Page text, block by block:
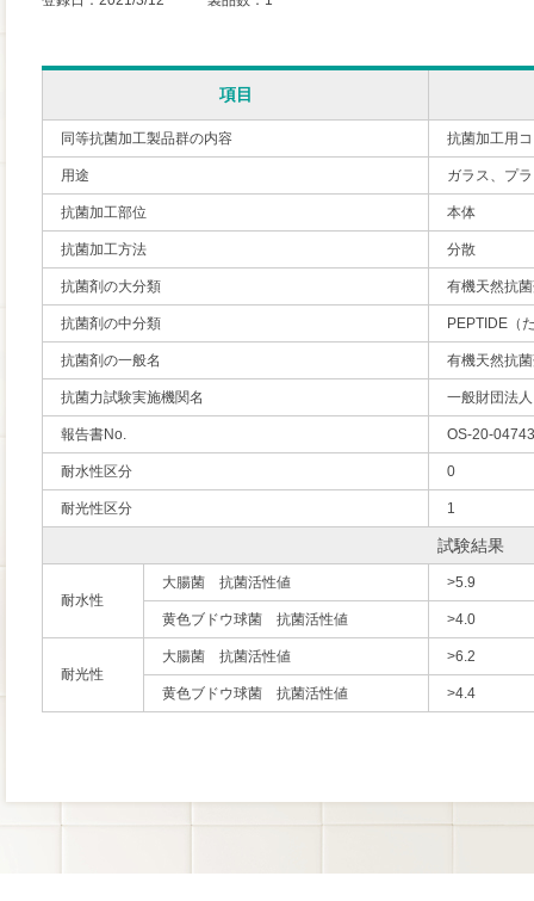
項目
同等抗菌加工製品群の内容 抗菌加工用
用途 ガラス、プ
抗菌加工部位 本体
抗菌加工方法 分散
抗菌剤の大分類 有機天然抗
抗菌剤の中分類 PEPTIDE（
抗菌剤の一般名 有機天然抗
抗菌力試験実施機関名 一般財団法
報告書No. OS-20-
耐水性区分 0
耐光性区分 1
試験結果
耐水性
大腸菌 抗菌活性値 >5.9
黄色ブドウ球菌 抗菌活性値 >4.0
耐光性
大腸菌 抗菌活性値 >6.2
黄色ブドウ球菌 抗菌活性値 >4.4